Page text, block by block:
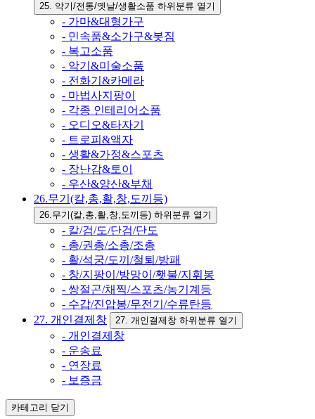
25. 악기/전통/옛날/생활소품 하위분류 열기
- 가마&대형가구
- 민속품&소가구&봇짐
- 복고소품
- 악기&미술소품
- 전화기&카메라
- 마법사지팡이
- 각종 인테리어소품
- 오디오&타자기
- 트로피&액자
- 생활&가정&스포츠
- 장난감&토이
- 우산&양산&부채
26.무기(칼,총,활,창,도끼등)
26.무기(칼,총,활,창,도끼등) 하위분류 열기
- 칼/검/도/단검/단도
- 총/권총/소총/조총
- 활/석궁/도끼/철퇴/방패
- 창/지팡이/방망이/횃불/지휘봉
- 쌍절곤/채찍/스포츠/농기계등
- 수갑/진압봉/무전기/수류탄등
27. 개인결제창
27. 개인결제창 하위분류 열기
- 개인결제창
- 운송료
- 연장료
- 보증금
카테고리 닫기